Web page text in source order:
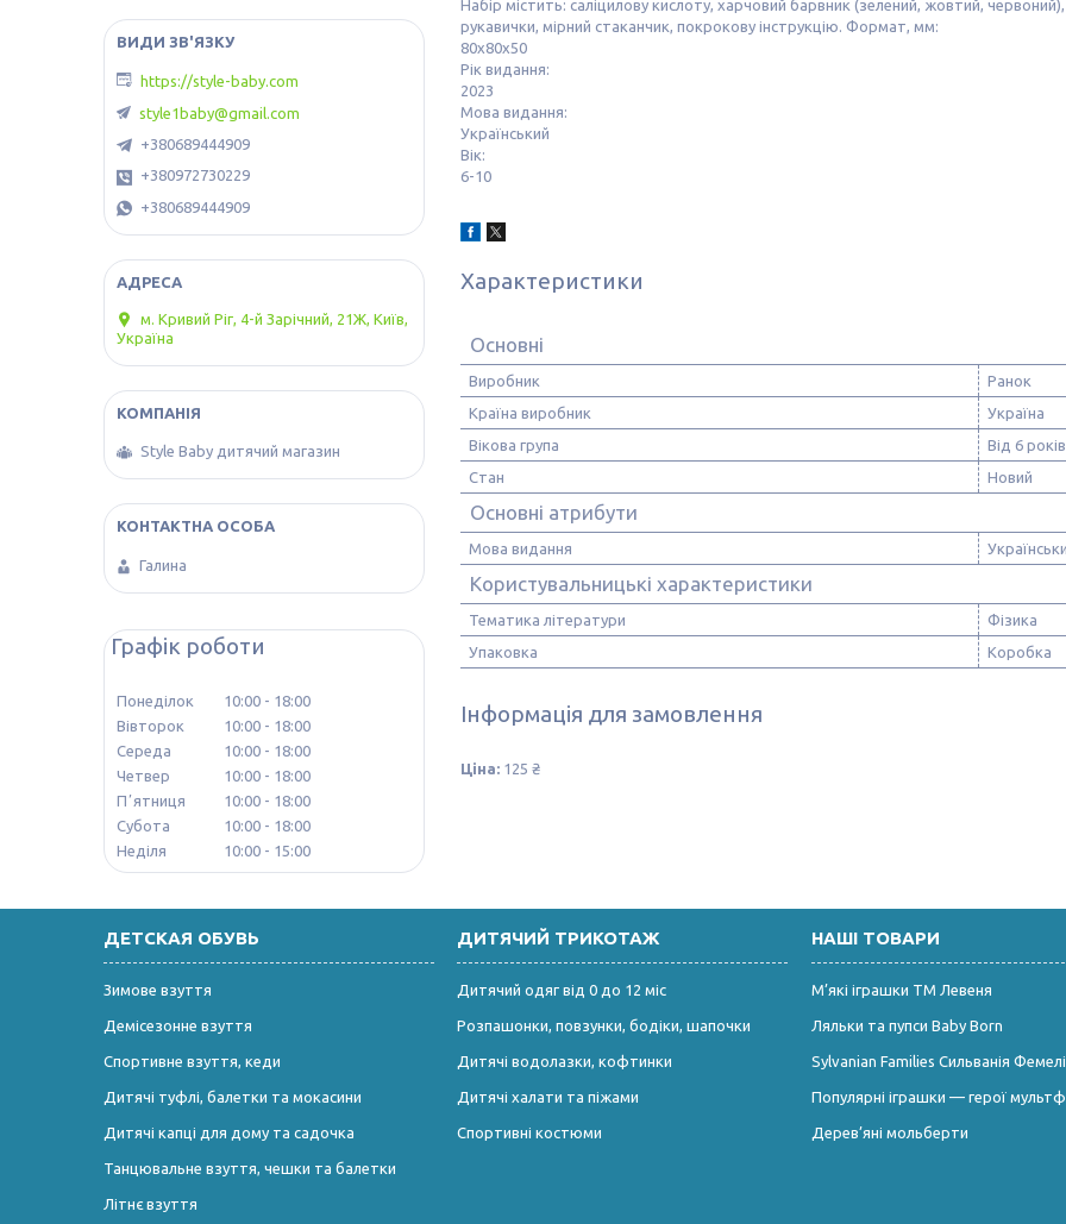
Набір містить: саліцилову кислоту, харчовий барвник (зелений, жовтий,
рукавички, мірний стаканчик, покрокову інструкцію. Формат, мм:
80х80х50
Рік видання:
2023
Мова видання:
Український
Вік:
6-10
Характеристики
Основні
Виробник
Ранок
Країна виробник
Україна
Вікова група
Від 6 років
Стан
Новий
Основні атрибути
Мова видання
Користувальницькі характеристики
Тематика літератури
Фізика
Упаковка
Коробка
Інформація для замовлення
Ціна: 125 ₴
https://style-baby.com
style1baby@gmail.com
+380689444909
+380972730229
+380689444909
м. Кривий Ріг, 4-й Зарічний, 21Ж, Київ,
Україна
Style Baby дитячий магазин
Галина
Графік роботи
Понеділок 10:00
18:00
Вівторок
10:00
18:00
Середа
10:00
18:00
Четвер
10:00
18:00
Пʼятниця
10:00
18:00
Субота
10:00
18:00
Неділя
10:00 15:00
ДЕТСКАЯ ОБУВЬ
Зимове взуття
Демісезонне взуття
Спортивне взуття, кеди
Дитячі туфлі, балетки та мокасини
Дитячі капці для дому та садочка
Танцювальне взуття, чешки та балетки
Літнє взуття
ДИТЯЧИЙ ТРИКОТАЖ
Дитячий одяг від 0 до 12 міс
Розпашонки, повзунки, бодіки, шапочки
Дитячі водолазки, кофтинки
Дитячі халати та піжами
Спортивні костюми
НАШІ ТОВАРИ
М’які іграшки ТМ Левеня
Ляльки та пупси Baby Born
Sylvanian Families Сильванія Фемелі
Популярні іграшки — герої
Дерев’яні мольберти